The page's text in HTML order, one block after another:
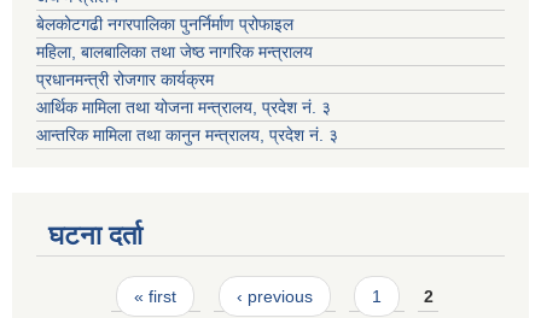
बेलकोटगढी नगरपालिका पुनर्निर्माण प्रोफाइल
महिला, बालबालिका तथा जेष्ठ नागरिक मन्त्रालय
प्रधानमन्त्री रोजगार कार्यक्रम
आर्थिक मामिला तथा योजना मन्त्रालय, प्रदेश नं. ३
आन्तरिक मामिला तथा कानुन मन्त्रालय, प्रदेश नं. ३
घटना दर्ता
Pages« first ‹ previous 1 2